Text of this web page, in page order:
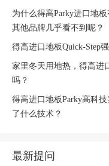
为什么得高Parky进口地
其他品牌几乎看不到呢？
得高进口地板Quick-Step
家里冬天用地热，得高进
吗？
得高进口地板Parky高科
了什么技术？
最新提问